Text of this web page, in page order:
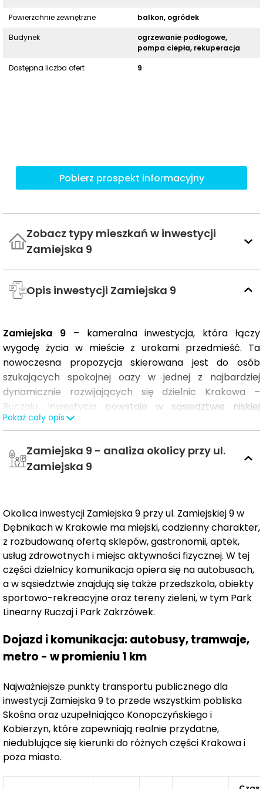
Powierzchnie zewnętrzne
balkon, ogródek
Budynek
ogrzewanie podłogowe,
pompa ciepła, rekuperacja
Dostępna liczba ofert
9
Pobierz prospekt informacyjny
Zobacz typy mieszkań w inwestycji
Zamiejska 9
Opis inwestycji Zamiejska 9
Zamiejska 9– kameralna inwestycja, która łączy
wygodę życia w mieście z urokami przedmieść. Ta
nowoczesna propozycja skierowana jest do osób
szukających spokojnej oazy w jednej z najbardziej
dynamicznie rozwijających się dzielnic Krakowa –
Ruczaju. Inwestycja powstaje w sąsiedztwie niskiej
zabudowy jednorodzinnej, co zapewnia mieszkańcom
typowego dla dużych osiedli.
powstanie10 apartamentów.Tego rodzaju niska
zabudowa zapewnia mieszkańcom większą
prywatność i kameralną atmosferę. Mniejsza liczba
lokali oznacza także mniejszy ruch, co sprzyja
codziennej ciszy i odpoczynkowi po intensywnym dniu.
Nowoczesność i ekologiczne rozwiązania
Zamiejska 9 to inwestycja, która wyróżnia się
połączeniem estetyki i funkcjonalności. Każdy detal
został zaprojektowany z myślą o komforcie
Zastosowaneekologiczne rozwiązania techniczne,
takie jak pompy ciepła, rekuperacja oraz ogrzewanie
podłogowe, przekładają się na komfort oraz niższe
koszty eksploatacji. Nowoczesne technologie
zapewniają nie tylko energooszczędność, ale również
przyczyniają się do poprawy jakości życia mieszkańców.
Pokaż cały opis
Zamiejska 9 - analiza okolicy przy ul.
Zamiejska 9
Okolica inwestycji Zamiejska 9 przy ul. Zamiejskiej 9 w
Dębnikach w Krakowie ma miejski, codzienny charakter,
z rozbudowaną ofertą sklepów, gastronomii, aptek,
usług zdrowotnych i miejsc aktywności fizycznej. W tej
części dzielnicy komunikacja opiera się na autobusach,
a w sąsiedztwie znajdują się także przedszkola, obiekty
sportowo-rekreacyjne oraz tereny zieleni, w tym Park
Linearny Ruczaj i Park Zakrzówek.
Dojazd i komunikacja: autobusy, tramwaje,
metro - w promieniu 1 km
Najważniejsze punkty transportu publicznego dla
inwestycji Zamiejska 9 to przede wszystkim pobliska
Skośna oraz uzupełniająco Konopczyńskiego i
Kobierzyn, które zapewniają realnie przydatne,
niedublujące się kierunki do różnych części Krakowa i
poza miasto.